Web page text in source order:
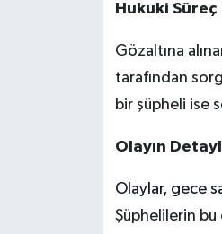
Hukuki Süreç
Gözaltına
tarafından
bir şüpheli ise
Olayın
Olaylar, gece
Şüphelilerin bu